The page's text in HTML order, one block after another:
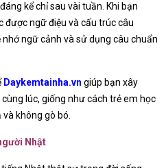
kể chỉ sau vài tuần. Khi bạn
được ngữ điệu và cấu trúc câu
ngữ cảnh và sử dụng câu chuẩn
Daykemtainha.vn giúp bạn xây
lúc, giống như cách trẻ em học
không gò bó.
Nhật